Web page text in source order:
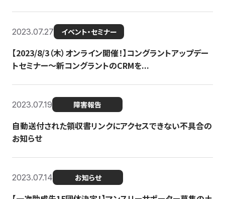
2023.07.27 イベント・セミナー
【2023/8/3（木）オンライン開催！】コングラントアップデー
トセミナー〜新コングラントのCRMを...
2023.07.19 障害報告
自動送付された領収書リンクにアクセスできない不具合の
お知らせ
2023.07.14 お知らせ